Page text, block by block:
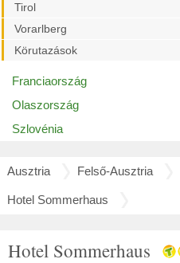
Tirol
Vorarlberg
Körutazások
Franciaország
Olaszország
Szlovénia
Ausztria Felső-Ausztria
Hotel Sommerhaus
Hotel Sommerhaus